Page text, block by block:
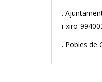
.
i-xiro-
. Pobles de